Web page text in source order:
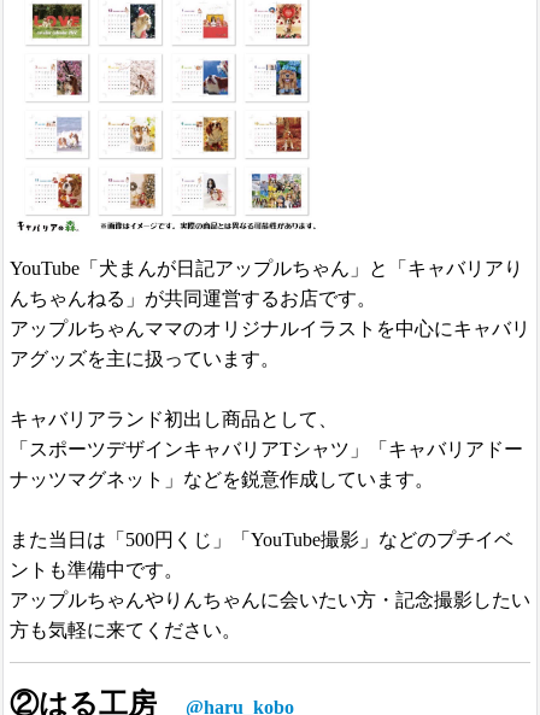
YouTube「犬まんが日記アップルちゃん」と「キャバリアり
んちゃんねる」が共同運営するお店です。
アップルちゃんママのオリジナルイラストを中心にキャバリ
アグッズを主に扱っています。
キャバリアランド初出し商品として、
「スポーツデザインキャバリアTシャツ」「キャバリアドー
ナッツマグネット」などを鋭意作成しています。
また当日は「500円くじ」「YouTube撮影」などのプチイベ
ントも準備中です。
アップルちゃんやりんちゃんに会いたい方・記念撮影したい
方も気軽に来てください。
②はる工房 @haru_kobo